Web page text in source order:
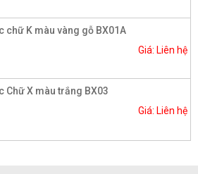
chữ K màu vàng gỗ BX01A
Giá: Liên hệ
Chữ X màu trắng BX03
Giá: Liên hệ